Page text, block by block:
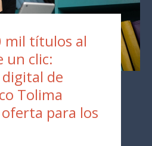
mil títulos al
un clic:
de
Tolima
para los